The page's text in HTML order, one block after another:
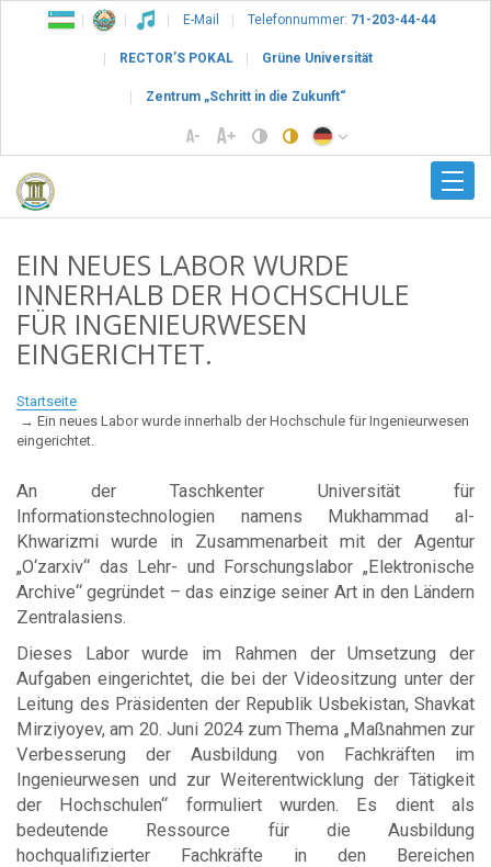
E-Mail Telefonnummer: 71-203-44-44
RECTOR’S POKAL Grüne Universität
Zentrum „Schritt in die Zukunft“
EIN NEUES LABOR WURDE
INNERHALB DER HOCHSCHULE
FÜR INGENIEURWESEN
EINGERICHTET.
Startseite
Ein neues Labor wurde innerhalb der Hochschule für Ingenieurwesen
eingerichtet.
An der Taschkenter Universität für
Informationstechnologien namens Mukhammad al-
Khwarizmi wurde in Zusammenarbeit mit der Agentur
„O‘zarxiv“ das Lehr- und Forschungslabor „Elektronische
Archive“ gegründet – das einzige seiner Art in den Ländern
Zentralasiens.
Dieses Labor wurde im Rahmen der Umsetzung der
Aufgaben eingerichtet, die bei der Videositzung unter der
Leitung des Präsidenten der Republik Usbekistan, Shavkat
Mirziyoyev, am 20. Juni 2024 zum Thema „Maßnahmen zur
Verbesserung der Ausbildung von Fachkräften im
Ingenieurwesen und zur Weiterentwicklung der Tätigkeit
der Hochschulen“ formuliert wurden. Es dient als
bedeutende Ressource für die Ausbildung
hochqualifizierter Fachkräfte in den Bereichen